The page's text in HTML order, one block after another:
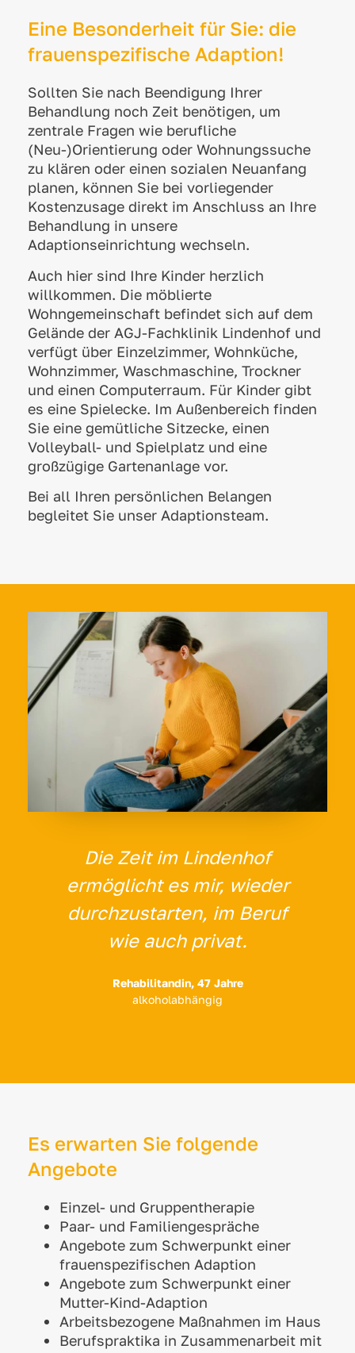
Eine Besonderheit für Sie: die
frauenspezifische Adaption!
Sollten Sie nach Beendigung Ihrer
Behandlung noch Zeit benötigen, um
zentrale Fragen wie berufliche
(Neu-)Orientierung oder Wohnungssuche
zu klären oder einen sozialen Neuanfang
planen, können Sie bei vorliegender
Kostenzusage direkt im Anschluss an Ihre
Behandlung in unsere
Adaptionseinrichtung wechseln.
Auch hier sind Ihre Kinder herzlich
willkommen. Die möblierte
Wohngemeinschaft befindet sich auf dem
Gelände der AGJ-Fachklinik Lindenhof und
verfügt über Einzelzimmer, Wohnküche,
Wohnzimmer, Waschmaschine, Trockner
und einen Computerraum. Für Kinder gibt
es eine Spielecke. Im Außenbereich finden
Sie eine gemütliche Sitzecke, einen
Volleyball- und Spielplatz und eine
großzügige Gartenanlage vor.
Bei all Ihren persönlichen Belangen
begleitet Sie unser Adaptionsteam.
Die Zeit im Lindenhof
ermöglicht es mir, wieder
durchzustarten, im Beruf
wie auch privat.
Rehabilitandin, 47 Jahre
alkoholabhängig
Es erwarten Sie folgende
Angebote
Einzel- und Gruppentherapie
Paar- und Familiengespräche
Angebote zum Schwerpunkt einer
frauenspezifischen Adaption
Angebote zum Schwerpunkt einer
Mutter-Kind-Adaption
Arbeitsbezogene Maßnahmen im Haus
Berufspraktika in Zusammenarbeit mit